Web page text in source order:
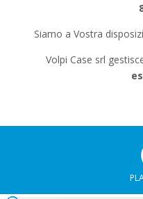
Siamo a Vostra
Volpi Case srl